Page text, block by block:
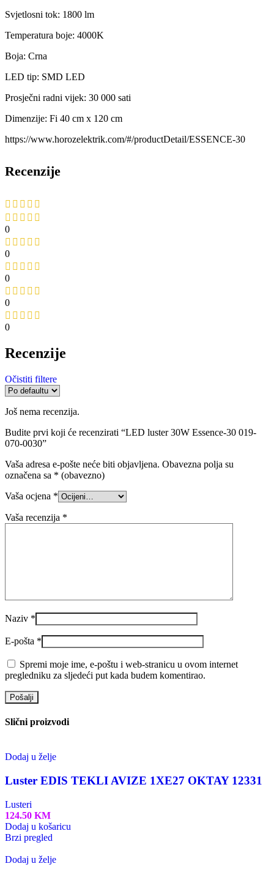
Svjetlosni tok: 1800 lm
Temperatura boje: 4000K
Boja: Crna
LED tip: SMD LED
Prosječni radni vijek: 30 000 sati
Dimenzije: Fi 40 cm x 120 cm
https://www.horozelektrik.com/#/productDetail/ESSENCE-30
Recenzije
0
0
0
0
0
Recenzije
Očistiti filtere
Još nema recenzija.
Budite prvi koji će recenzirati “LED luster 30W Essence-30 019-
070-0030”
Vaša adresa e-pošte neće biti objavljena. Obavezna polja su
označena sa * (obavezno)
Vaša ocjena *
Vaša recenzija *
Naziv *
E-pošta *
Spremi moje ime, e-poštu i web-stranicu u ovom internet
pregledniku za sljedeći put kada budem komentirao.
Slični proizvodi
Dodaj u želje
Luster EDIS TEKLI AVIZE 1XE27 OKTAY 12331
Lusteri
124.50 KM
Dodaj u košaricu
Brzi pregled
Dodaj u želje